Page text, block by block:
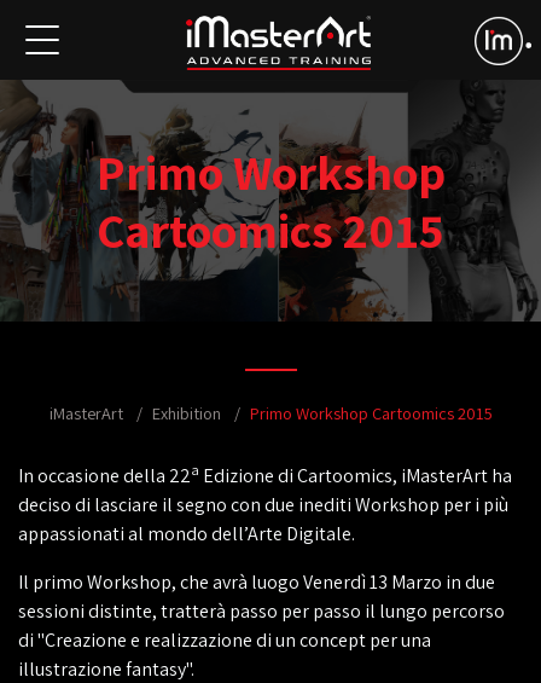
Primo Workshop
Cartoomics 2015
iMasterArt Exhibition Primo Workshop Cartoomics 2015
In occasione della 22a Edizione di Cartoomics, iMasterArt ha
deciso di lasciare il segno con due inediti Workshop per i più
appassionati al mondo dell’Arte Digitale.
Il primo Workshop, che avrà luogo Venerdì 13 Marzo in due
sessioni distinte, tratterà passo per passo il lungo percorso
di "Creazione e realizzazione di un concept per una
illustrazione fantasy".